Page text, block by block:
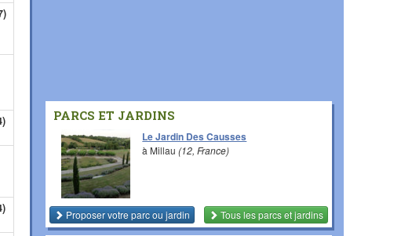
PARCS ET JARDINS
Le Jardin Des Causses
à Millau(12, France)
Proposer votre parc ou jardin Tous les parcs et jardins